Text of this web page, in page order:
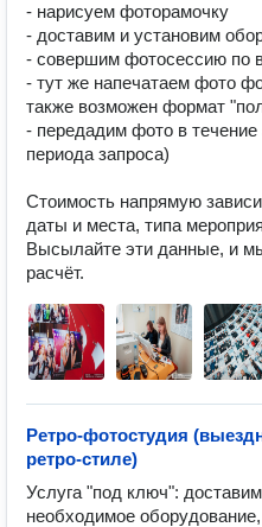
- нарисуем фоторамочку
- доставим и установим
- совершим фотосессию по
- тут же напечатаем фото
также возможен формат
- передадим фото в
периода запроса)
Стоимость напрямую
даты и места, типа
Высылайте эти данные, и
расчёт.
Ретро-фотостудия
ретро-стиле)
Услуга "под ключ":
необходимое